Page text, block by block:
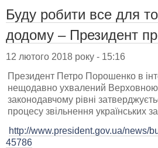
Буду робити все для
додому – Президент
12 лютого 2018 року - 15:16
Президент Петро Порошенко в
нещодавно ухвалений Верховною
законодавчому рівні
процесу звільнення українських
http://www.president.gov.ua/news/
45786